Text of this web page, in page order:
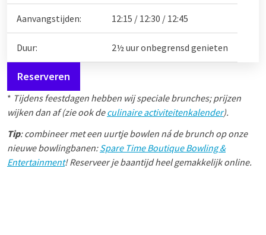
Aanvangstijden: 12:15 / 12:30 / 12:45
Duur: 2½ uur onbegrensd genieten
Reserveren
* Tijdens feestdagen hebben wij speciale brunches; prijzen
wijken dan af (zie ook deculinaire activiteitenkalender).
Tip: combineer met een uurtje bowlen ná de brunch op onze
nieuwe bowlingbanen:Spare Time Boutique Bowling &
Entertainment! Reserveer je baantijd heel gemakkelijk online.